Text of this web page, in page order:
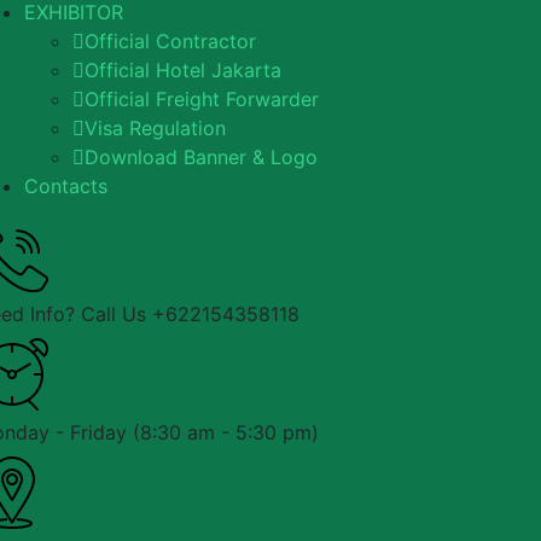
EXHIBITOR
Official Contractor
Official Hotel Jakarta
Official Freight Forwarder
Visa Regulation
Download Banner & Logo
Contacts
Info? Call Us +622154358118
- Friday (8:30 am - 5:30 pm)